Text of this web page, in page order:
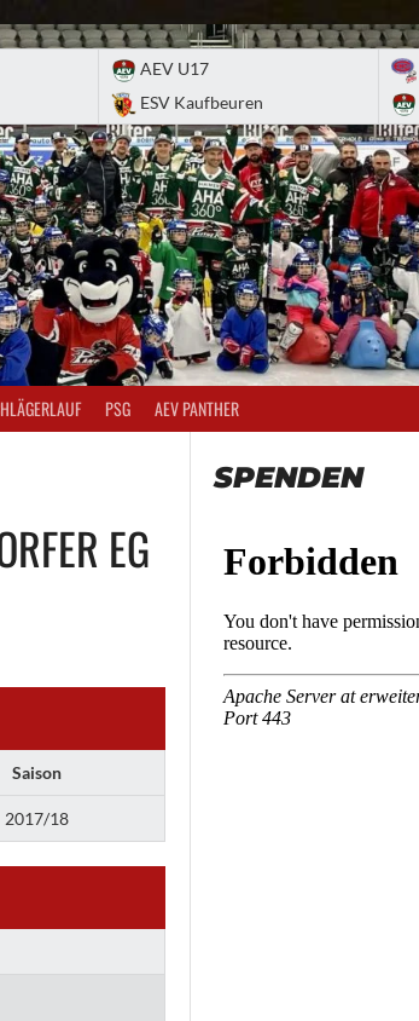
AEV U17
ESV Kaufbeuren
PSG AEV PANTHER
EG
Saison
2017/18
SPENDEN